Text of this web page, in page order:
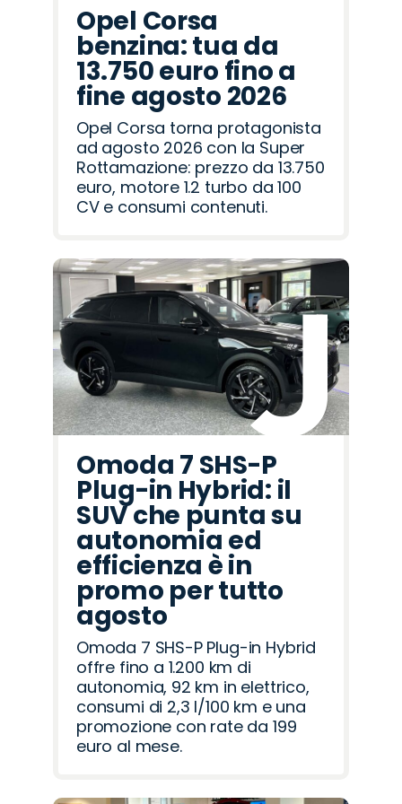
Opel Corsa
benzina: tua da
13.750 euro fino a
fine agosto 2026
Opel Corsa torna protagonista
ad agosto 2026 con la Super
Rottamazione: prezzo da 13.750
euro, motore 1.2 turbo da 100
CV e consumi contenuti.
Omoda 7 SHS-P
Plug-in Hybrid: il
SUV che punta su
autonomia ed
efficienza è in
promo per tutto
agosto
Omoda 7 SHS-P Plug-in Hybrid
offre fino a 1.200 km di
autonomia, 92 km in elettrico,
consumi di 2,3 l/100 km e una
promozione con rate da 199
euro al mese.